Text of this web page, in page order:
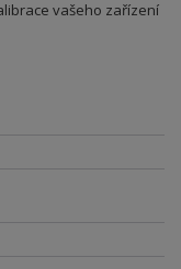
vašeho zařízení